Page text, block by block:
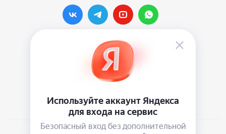
Наши контакты
info@vinylmarkt.ru